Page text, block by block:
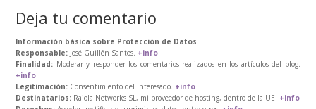
Deja tu comentario
Información básica sobre Protección de Datos
Responsable: José Guillén Santos. +info
Finalidad: Moderar y responder los comentarios realizados en los artículos del blog.
+info
Legitimación: Consentimiento del interesado. +info
Destinatarios: Raiola Networks SL, mi proveedor de hosting, dentro de la UE. +info